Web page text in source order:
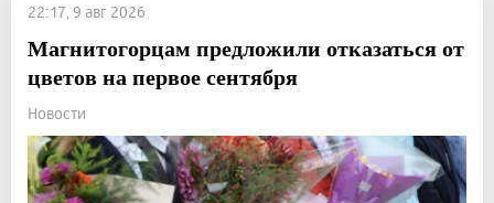
22:17, 9 авг 2026
Магнитогорцам предложили отказаться от
цветов на первое сентября
Новости